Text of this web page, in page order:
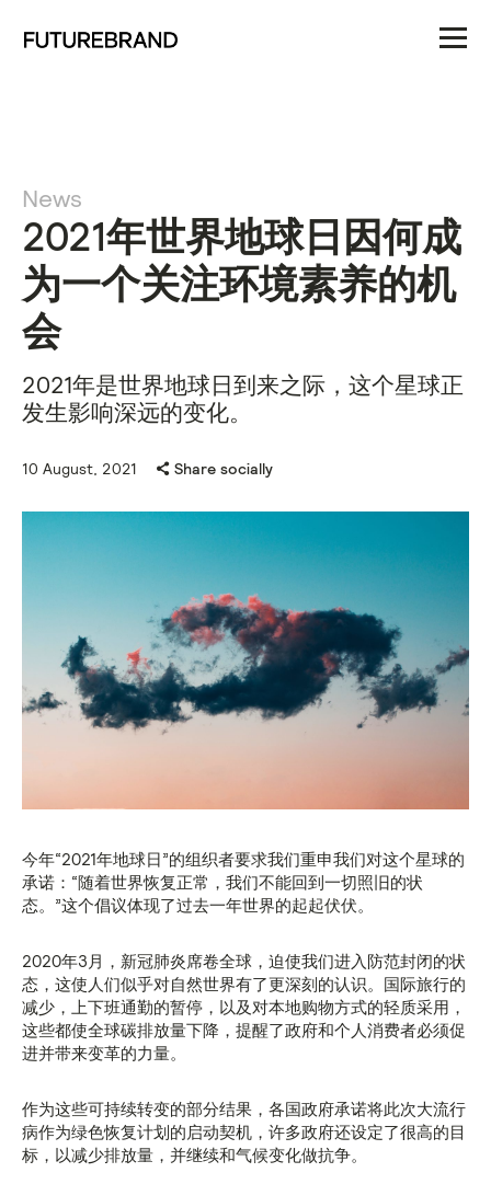
News
2021年世界地球日因何成
为一个关注环境素养的机
会
2021年是世界地球日到来之际，这个星球正
发生影响深远的变化。
10 August, 2021 Share socially
今年“2021年地球日”的组织者要求我们重申我们对这个星球的
承诺：“随着世界恢复正常，我们不能回到一切照旧的状
态。”这个倡议体现了过去一年世界的起起伏伏。
2020年3月，新冠肺炎席卷全球，迫使我们进入防范封闭的状
态，这使人们似乎对自然世界有了更深刻的认识。国际旅行的
减少，上下班通勤的暂停，以及对本地购物方式的轻质采用，
这些都使全球碳排放量下降，提醒了政府和个人消费者必须促
进并带来变革的力量。
作为这些可持续转变的部分结果，各国政府承诺将此次大流行
病作为绿色恢复计划的启动契机，许多政府还设定了很高的目
标，以减少排放量，并继续和气候变化做抗争。